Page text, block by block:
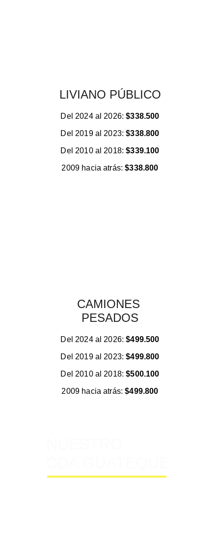
LIVIANO PÚBLICO
Del 2024 al 2026: $338.500
Del 2019 al 2023: $338.800
Del 2010 al 2018: $339.100
2009 hacia atrás: $338.800
CAMIONES
PESADOS
Del 2024 al 2026: $499.500
Del 2019 al 2023: $499.800
Del 2010 al 2018: $500.100
2009 hacia atrás: $499.800